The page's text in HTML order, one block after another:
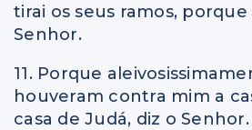
tirai os seus ramos, porque
Senhor.
11. Porque
houveram contra mim a
casa de Judá, diz o Senhor.